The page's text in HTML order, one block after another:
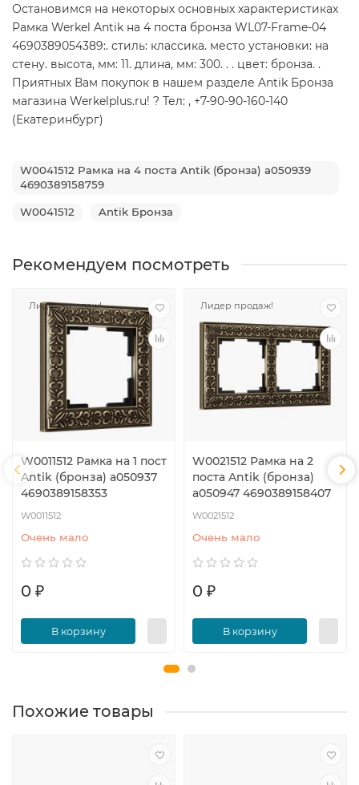
Остановимся на некоторых основных характеристиках
Рамка Werkel Antik на 4 поста бронза WL07-Frame-04
4690389054389:. стиль: классика. место установки: на
стену. высота, мм: 11. длина, мм: 300. . . цвет: бронза. .
Приятных Вам покупок в нашем разделе Antik Бронза
магазина Werkelplus.ru! ? Тел: , +7-90-90-160-140
(Екатеринбург)
W0041512 Рамка на 4 поста Antik (бронза) a050939
4690389158759
W0041512 Antik Бронза
Рекомендуем посмотреть
Лидер продаж!
W0011512 Рамка на 1 пост
Antik (бронза) a050937
4690389158353
W0011512
Очень мало
0 ₽
В корзину
Лидер продаж!
W0021512 Рамка на 2
поста Antik (бронза)
a050947 4690389158407
W0021512
Очень мало
0 ₽
В корзину
Похожие товары